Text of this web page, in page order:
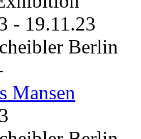
- 19.11.23
Berlin
Mansen